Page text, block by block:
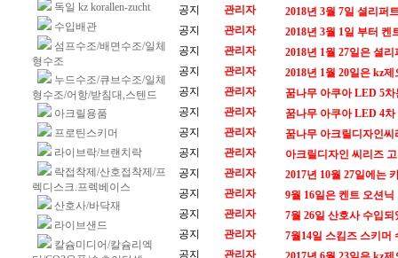
독일 kz korallen-zucht
수입배관
섬프수조/배면수조/일체
형수조
누드수조/큐브수조/일체
형수조/어항/받침대,스텐드
아크릴용품
프로틴스키머
라이브락/브랜치락
락접착제/산호접착제/프
렉디스크.프렉베이스
산호사/바닥재
라이브샌드
칼슘미디어/칼슘리엑
공지
관리자
2018년 3월 7일 셜리퍼
공지
관리자
2018년 3월 1일 부터
공지
관리자
2018년 1월 27일은 셜
공지
관리자
2018년 1월 20일은 kz
공지
관리자
꿈나무 아쿠아 LED 5
공지
관리자
꿈나무 아쿠아 LED 4
공지
관리자
꿈나무 아크릴디자인
공지
관리자
아크릴디자인 씨리즈
공지
관리자
2017년 10월 27일에는
공지
관리자
9월 16일은 켄트 오션
공지
관리자
7월 26일 산호사 수입
공지
관리자
7월14일 스킴즈 스키머
공지
관리자